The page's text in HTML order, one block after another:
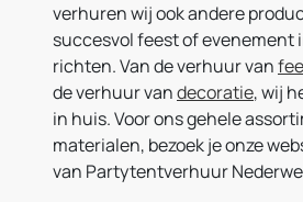
verhuren wij ook andere
succesvol feest of evenement
richten. Van de verhuur van
de verhuur vandecoratie, wij
in huis. Voor ons gehele
materialen, bezoek je onze
van Partytentverhuur